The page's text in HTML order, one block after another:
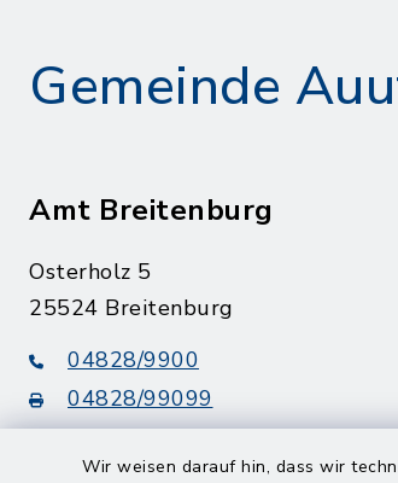
Wir weisen darauf hin, dass wir
Gemeinde
Amt Breitenburg
Osterholz 5
25524 Breitenburg
04828/9900
04828/99099
info@amt-breitenburg.de